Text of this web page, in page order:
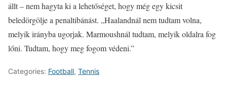
állt – nem hagyta ki a lehetőséget, hogy még egy kicsit
beledörgölje a penaltibánást. „Haalandnál nem tudtam volna,
melyik irányba ugorjak. Marmoushnál tudtam, melyik oldalra fog
lőni. Tudtam, hogy meg fogom védeni.”
Categories: Football, Tennis